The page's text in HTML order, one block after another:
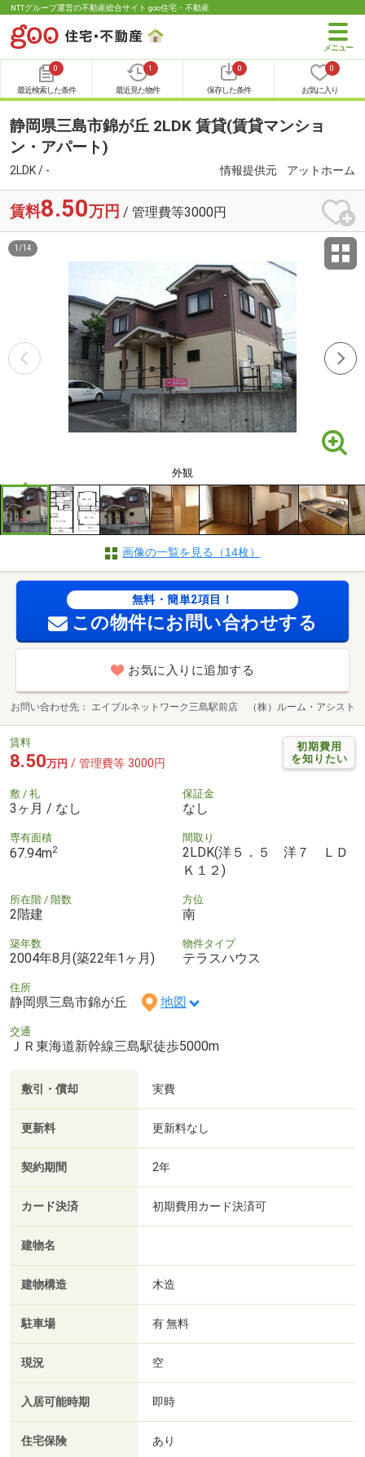
NTTグループ運営の不動産総合サイト goo住宅・不動産
0
最近検索した条件
1
最近見た物件
0
保存した条件
0
お気に入り
静岡県三島市錦が丘 2LDK 賃貸(賃貸マンショ
ン・アパート)
2LDK / - 情報提供元 アットホーム
賃料8.50万円 / 管理費等3000円
外観
1 /14
画像の一覧を見る（14枚）
無料・簡単2項目！
この物件にお問い合わせする
お気に入りに追加する
お問い合わせ先 エイブルネットワーク三島駅前店 （株）ルーム・アシスト
初期費用
を知りたい
賃料
8.50万円 / 管理費等 3000円
敷 / 礼
3ヶ月 / なし
保証金
なし
専有面積
67.94m2
間取り
2LDK(洋５．５ 洋７ ＬＤ
Ｋ１２)
所在階 / 階数
2階建
方位
南
築年数
2004年8月(築22年1ヶ月)
物件タイプ
テラスハウス
住所
静岡県三島市錦が丘 地図
交通
ＪＲ東海道新幹線三島駅徒歩5000m
敷引・償却 実費
更新料 更新料なし
契約期間 2年
カード決済 初期費用カード決済可
建物名
建物構造 木造
駐車場 有 無料
現況 空
入居可能時期 即時
住宅保険 あり